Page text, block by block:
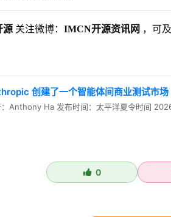
源 关注微博： IMCN开源资讯网 ，可
创建了一个智能体间商业测试市场
：Anthony Ha 发布时间：太平洋夏令时间
0